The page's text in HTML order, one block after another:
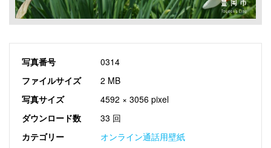
写真番号
0314
ファイルサイズ
2 MB
写真サイズ
4592 × 3056 pixel
ダウンロード数
33 回
カテゴリー
オンライン通話用壁紙